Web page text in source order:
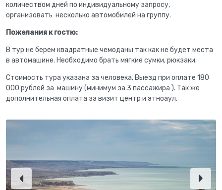
количеством дней по индивидуальному запросу,
организовать несколько автомобилей на группу.
Пожелания к гостю:
В тур не берем квадратные чемоданы так как не будет места
в автомашине. Необходимо брать мягкие сумки, рюкзаки.
Стоимость тура указана за человека. Выезд при оплате 180
000 рублей за машину (минимум за 3 пассажира ). Так же
дополнительная оплата за визит центр и этноаул.